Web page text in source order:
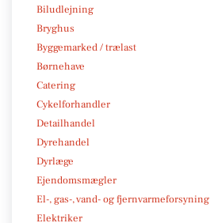
Biludlejning
Bryghus
Byggemarked / trælast
Børnehave
Catering
Cykelforhandler
Detailhandel
Dyrehandel
Dyrlæge
Ejendomsmægler
El-, gas-, vand- og fjernvarmeforsyning
Elektriker